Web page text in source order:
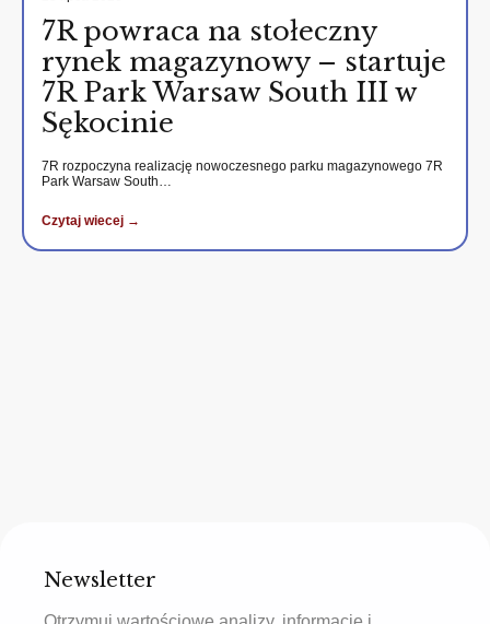
7R powraca na stołeczny
rynek magazynowy – startuje
7R Park Warsaw South III w
Sękocinie
7R rozpoczyna realizację nowoczesnego parku magazynowego 7R
Park Warsaw South…
Czytaj wiecej →
Newsletter